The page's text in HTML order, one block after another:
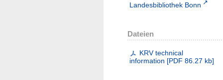
Landesbibliothek Bonn
Dateien
KRV technical
information [PDF 86.27 kb]